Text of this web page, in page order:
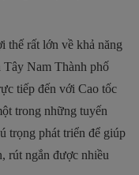
thế rất lớn về khả năng
Nam Thành phố
tiếp đến với Cao tốc
trong những tuyến
trọng phát triển để giúp
rút ngắn được nhiều